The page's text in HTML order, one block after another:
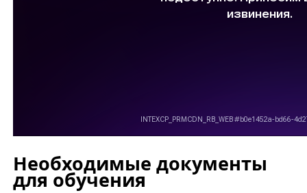
Необходимые документы
для обучения